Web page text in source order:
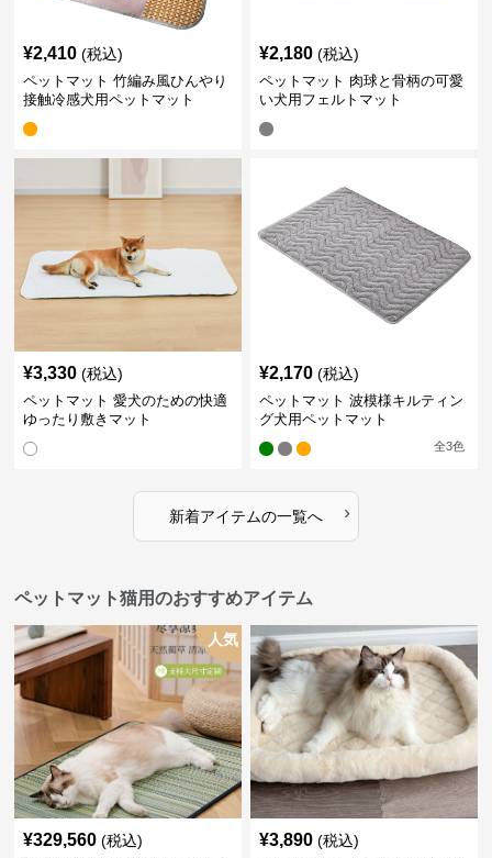
¥2,410 (税込)
ペットマット 竹編み風ひんやり
接触冷感犬用ペットマット
¥2,180 (税込)
ペットマット 肉球と骨柄の可愛
い犬用フェルトマット
¥3,330 (税込)
ペットマット 愛犬のための快適
ゆったり敷きマット
¥2,170 (税込)
ペットマット 波模様キルティン
グ犬用ペットマット
全3色
新着アイテムの一覧へ ›
ペットマット猫用のおすすめアイテム
人気
¥329,560 (税込) ¥3,890 (税込)